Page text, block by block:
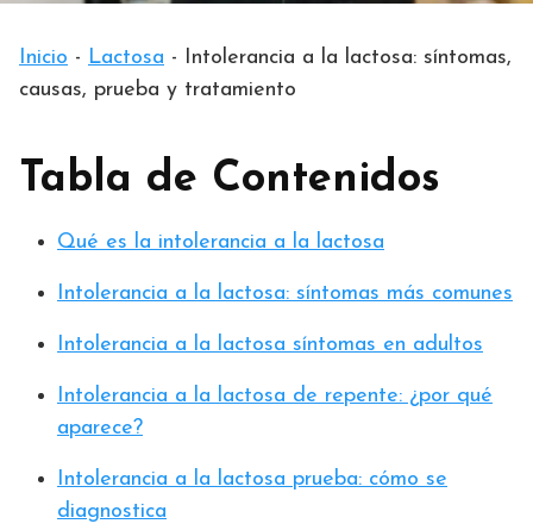
Inicio - Lactosa -
Intolerancia a la lactosa: síntomas,
causas, prueba y tratamiento
Tabla de Contenidos
Qué es la intolerancia a la lactosa
Intolerancia a la lactosa: síntomas más comunes
Intolerancia a la lactosa síntomas en adultos
Intolerancia a la lactosa de repente: ¿por qué
aparece?
Intolerancia a la lactosa prueba: cómo se
diagnostica